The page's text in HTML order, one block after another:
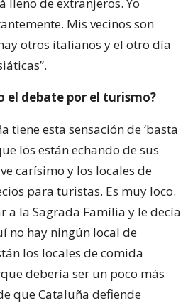
Mis vecinos son
otros italianos y el otro día
el debate por el turismo?
tiene esta sensación de ‘basta
los están echando de sus
carísimo y los locales de
para turistas. Es muy loco.
a la Sagrada Família y le decía
no hay ningún local de
los locales de comida
debería ser un poco más
que Cataluña defiende